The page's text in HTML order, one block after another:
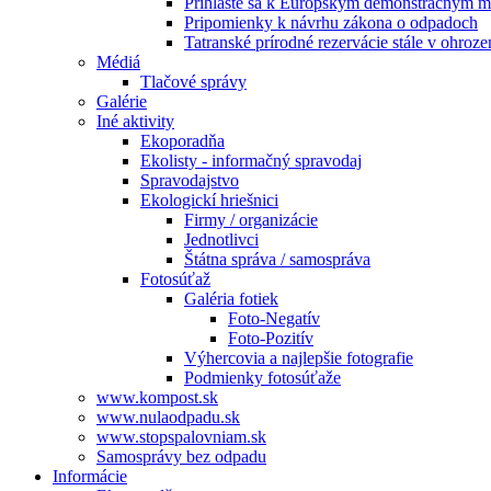
Pripomienky k návrhu zákona o odpadoch
Tatranské prírodné rezervácie stále v
Médiá
Tlačové správy
Galérie
Iné aktivity
Ekoporadňa
Ekolisty - informačný spravodaj
Spravodajstvo
Ekologickí hriešnici
Firmy / organizácie
Jednotlivci
Štátna správa / samospráva
Fotosúťaž
Galéria fotiek
Foto-Negatív
Foto-Pozitív
Výhercovia a najlepšie fotografie
Podmienky fotosúťaže
www.kompost.sk
www.nulaodpadu.sk
www.stopspalovniam.sk
Samosprávy bez odpadu
Informácie